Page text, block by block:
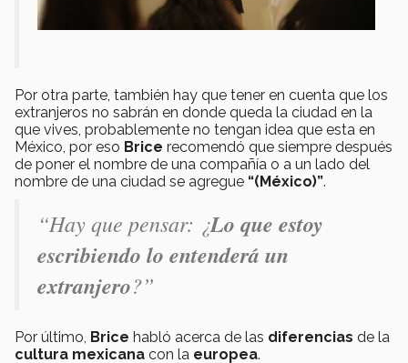
Por otra parte, también hay que tener en cuenta que los
extranjeros no sabrán en donde queda la ciudad en la
que vives, probablemente no tengan idea que esta en
México, por eso Brice recomendó que siempre después
de poner el nombre de una compañía o a un lado del
nombre de una ciudad se agregue “(México)”.
“Hay que pensar: ¿Lo que estoy
escribiendo lo entenderá un
extranjero?”
Por último, Brice habló acerca de las diferencias de la
cultura mexicana con la europea.